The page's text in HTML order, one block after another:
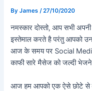
ByJames /27/10/2020
नमस्कार दोस्तो, आप सभी
इस्तेमाल करते है परंतु आपको उन
आज के समय पर Social
काफी सारे मैसेज को जल्दी भेजने
आज हम आपको एक ऐसे छोटे से